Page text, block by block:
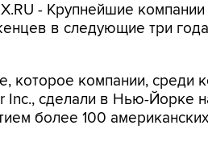
- Крупнейшие
в следующие три
которое компании, среди
Inc., сделали в Нью-Йорке
более 100